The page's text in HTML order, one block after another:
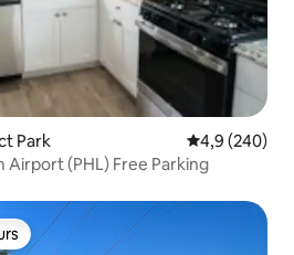
Park Évaluation
4,9 (240)
Airport (PHL) Free Parking